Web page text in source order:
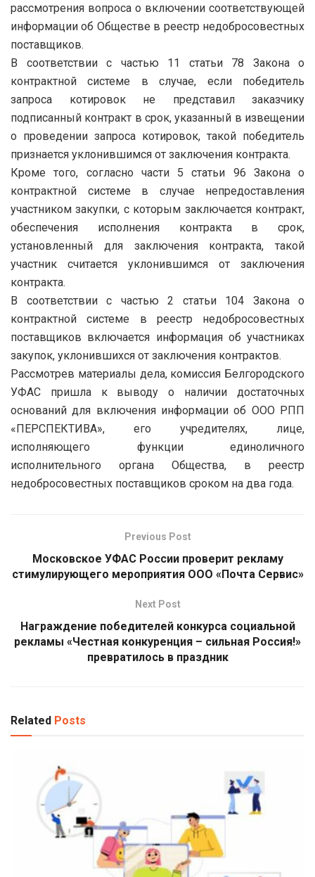
рассмотрения вопроса о включении соответствующей
информации об Обществе в реестр недобросовестных
поставщиков.
В соответствии с частью 11 статьи 78 Закона о
контрактной системе в случае, если победитель
запроса котировок не представил заказчику
подписанный контракт в срок, указанный в извещении
о проведении запроса котировок, такой победитель
признается уклонившимся от заключения контракта.
Кроме того, согласно части 5 статьи 96 Закона о
контрактной системе в случае непредоставления
участником закупки, с которым заключается контракт,
обеспечения исполнения контракта в срок,
установленный для заключения контракта, такой
участник считается уклонившимся от заключения
контракта.
В соответствии с частью 2 статьи 104 Закона о
контрактной системе в реестр недобросовестных
поставщиков включается информация об участниках
закупок, уклонившихся от заключения контрактов.
Рассмотрев материалы дела, комиссия Белгородского
УФАС пришла к выводу о наличии достаточных
оснований для включения информации об ООО РПП
«ПЕРСПЕКТИВА», его учредителях, лице,
исполняющего функции единоличного
исполнительного органа Общества, в реестр
недобросовестных поставщиков сроком на два года.
Previous Post
Московское УФАС России проверит рекламу
стимулирующего мероприятия ООО «Почта Сервис»
Next Post
Награждение победителей конкурса социальной
рекламы «Честная конкуренция – сильная Россия!»
превратилось в праздник
Related Posts